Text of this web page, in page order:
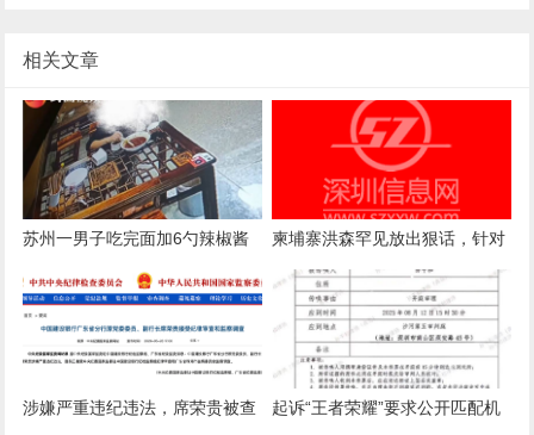
相关文章
苏州一男子吃完面加6勺辣椒酱
被店主曝光，店主回应：气愤，
曝光的本意是希望不要浪费
柬埔寨洪森罕见放出狠话，针对
国内电诈产业下达终极清剿指
令，要求彻查涉案官员
涉嫌严重违纪违法，席荣贵被查
起诉“王者荣耀”要求公开匹配机